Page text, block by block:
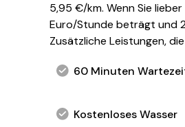
5,95 €/km. Wenn Sie
Euro/Stunde beträgt und
Zusätzliche Leistungen,
60 Minuten
Kostenloses Wasser